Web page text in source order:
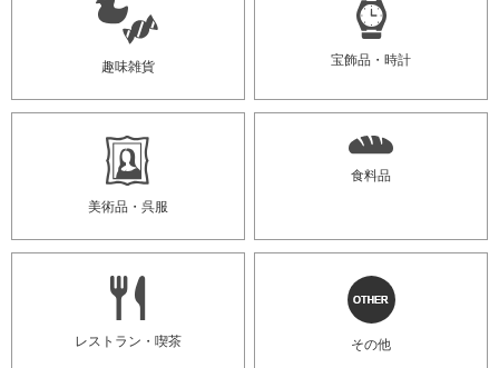
趣味雑貨 宝飾品・時計
美術品・呉服
食料品
レストラン・喫茶 その他